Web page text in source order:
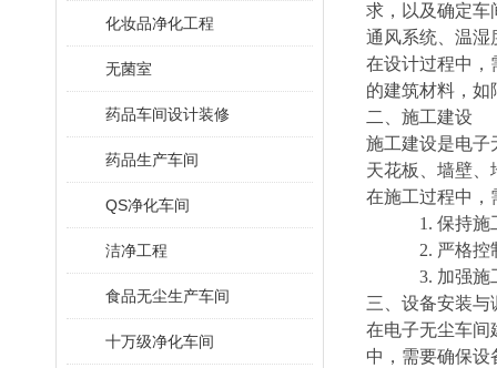
化妆品净化工程
无菌室
药品车间设计装修
药品生产车间
QS净化车间
洁净工程
食品无尘生产车间
十万级净化车间
求，以及确定车
通风系统、温湿
在设计过程中，
的建筑材料，如
二、施工建设
施工建设是电子
天花板、墙壁、
在施工过程中，
1. 保持施
2. 严格控
3. 加强施
三、设备安装与
在电子无尘车间
中，需要确保设